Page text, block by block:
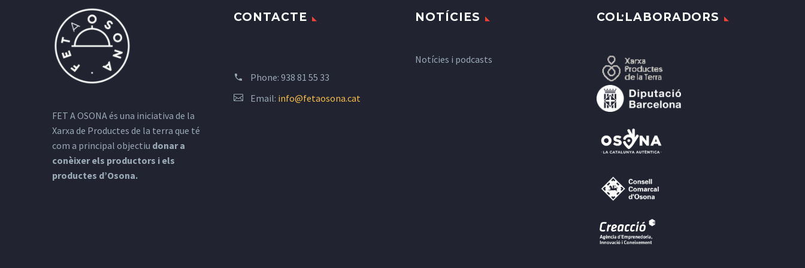
FET A OSONA és una iniciativa de la
Xarxa de Productes de la terra que té
com a principal objectiu donar a
conèixer els productors i els
productes d’Osona.
CONTACTE
Phone: 938 81 55 33
Email: info@fetaosona.cat
NOTÍCIES
Notícies i podcasts
COL·LABORADORS